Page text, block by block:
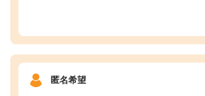
匿名希望